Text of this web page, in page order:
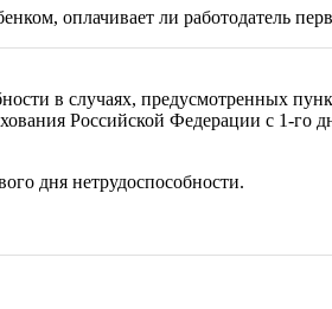
оплачивает ли работодатель
в случаях, предусмотренных
Российской Федерации с 1-го
дня нетрудоспособности.